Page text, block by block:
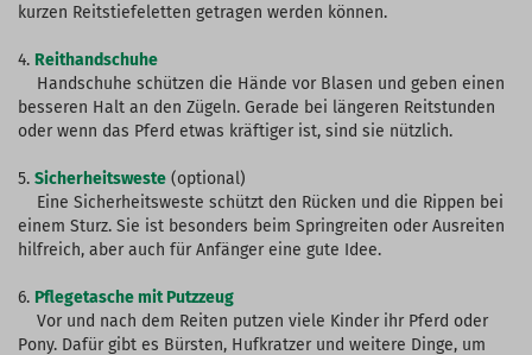
kurzen Reitstiefeletten getragen werden können.
4. Reithandschuhe
Handschuhe schützen die Hände vor Blasen und geben einen
besseren Halt an den Zügeln. Gerade bei längeren Reitstunden
oder wenn das Pferd etwas kräftiger ist, sind sie nützlich.
5. Sicherheitsweste (optional)
Eine Sicherheitsweste schützt den Rücken und die Rippen bei
einem Sturz. Sie ist besonders beim Springreiten oder Ausreiten
hilfreich, aber auch für Anfänger eine gute Idee.
6. Pflegetasche mit Putzzeug
Vor und nach dem Reiten putzen viele Kinder ihr Pferd oder
Pony. Dafür gibt es Bürsten, Hufkratzer und weitere Dinge, um